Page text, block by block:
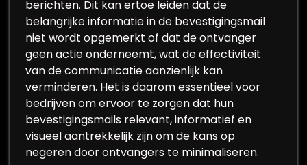
berichten. Dit kan ertoe leiden dat de
belangrijke informatie in de bevestigingsmail
niet wordt opgemerkt of dat de ontvanger
geen actie onderneemt, wat de effectiviteit
van de communicatie aanzienlijk kan
verminderen. Het is daarom essentieel voor
bedrijven om ervoor te zorgen dat hun
bevestigingsmails relevant, informatief en
visueel aantrekkelijk zijn om de kans op
negeren door ontvangers te minimaliseren.